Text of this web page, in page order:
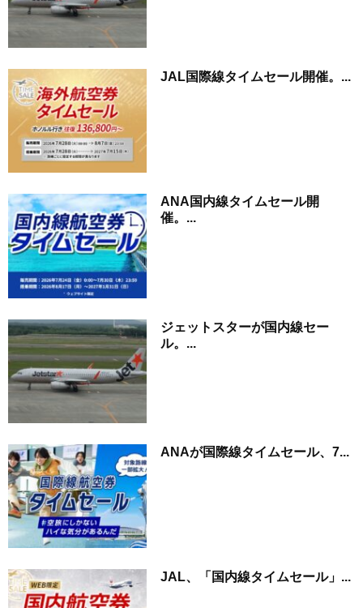
JAL国際線タイムセール開催。...
ANA国内線タイムセール開
催。...
ジェットスターが国内線セー
ル。...
ANAが国際線タイムセール、7...
JAL、「国内線タイムセール」...